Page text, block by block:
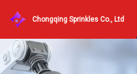
Chongqing Sprinkles Co., Ltd